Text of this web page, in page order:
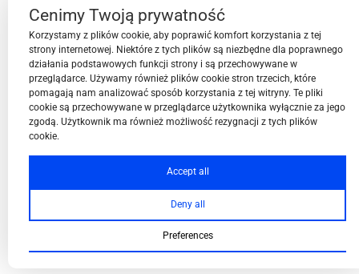
Contact
BPN-T Area
BPN-T Offer
Cenimy Twoją prywatność
Korzystamy z plików cookie, aby poprawić komfort korzystania z tej
strony internetowej. Niektóre z tych plików są niezbędne dla poprawnego
działania podstawowych funkcji strony i są przechowywane w
przeglądarce. Używamy również plików cookie stron trzecich, które
pomagają nam analizować sposób korzystania z tej witryny. Te pliki
cookie są przechowywane w przeglądarce użytkownika wyłącznie za jego
zgodą. Użytkownik ma również możliwość rezygnacji z tych plików
cookie.
Accept all
Deny all
Preferences